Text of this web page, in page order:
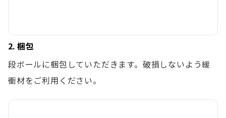
2. 梱包
段ボールに梱包していただきます。破損しないよう緩
衝材をご利用ください。